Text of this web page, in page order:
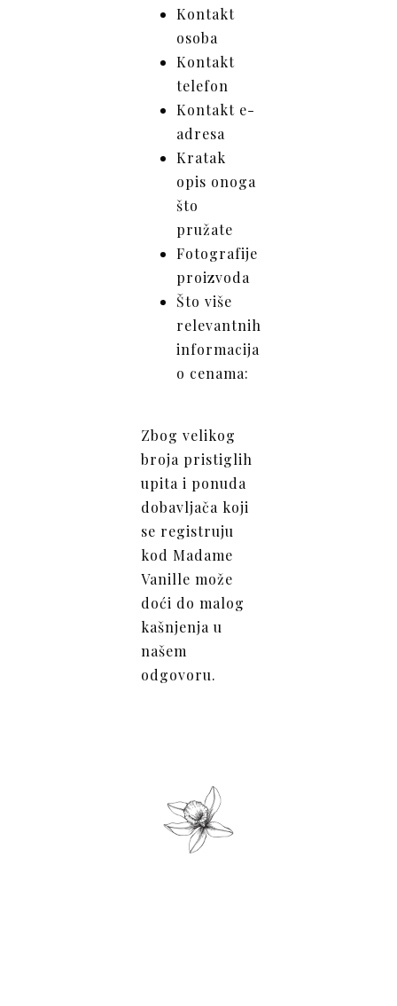
Kontakt
osoba
Kontakt
telefon
Kontakt e-
adresa
Kratak
opis onoga
što
pružate
Fotografije
proizvoda
Što više
relevantnih
informacija
o cenama:
Zbog velikog
broja pristiglih
upita i ponuda
dobavljača koji
se registruju
kod Madame
Vanille može
doći do malog
kašnjenja u
našem
odgovoru.